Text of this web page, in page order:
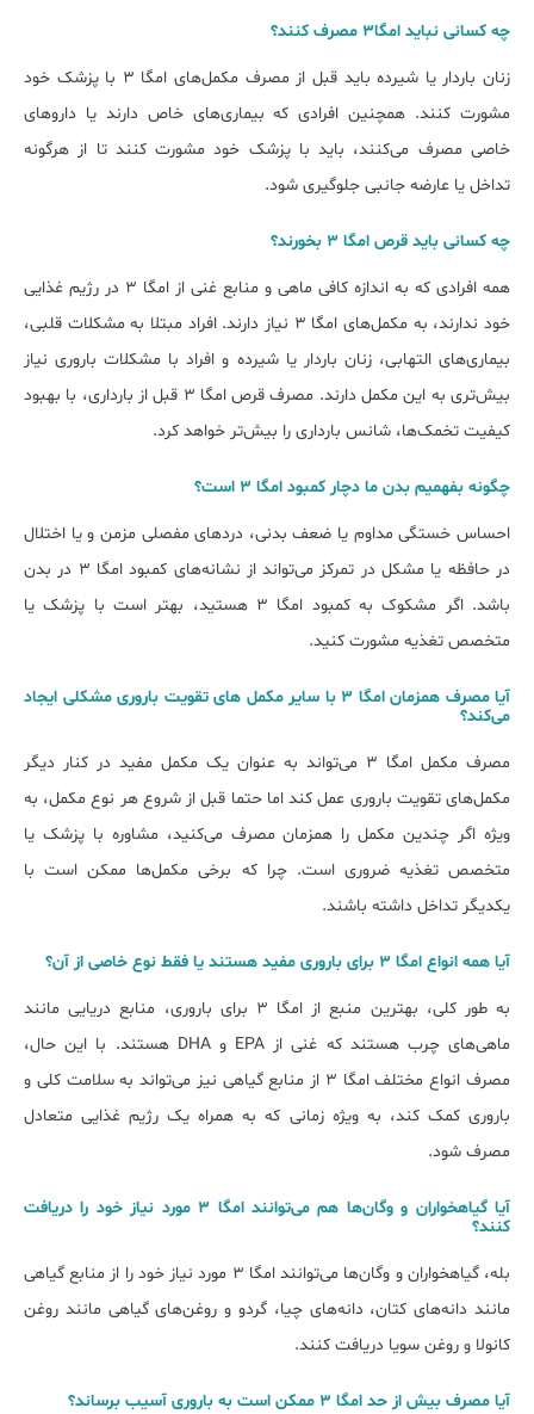
چه کسانی نباید امگا۳ مصرف کنند؟
زنان باردار یا شیرده باید قبل از مصرف مکمل‌های امگا 3 با پزشک خود
مشورت کنند. همچنین افرادی که بیماری‌های خاص دارند یا داروهای
خاصی مصرف می‌کنند، باید با پزشک خود مشورت کنند تا از هرگونه
تداخل یا عارضه جانبی جلوگیری شود.
ﭼﻪ ﮐﺴﺎﻧﯽ ﺑﺎﯾﺪ ﻗﺮص اﻣﮕﺎ ۳ بخورند؟
همه افرادی که به اندازه کافی ماهی و منابع غنی از امگا ۳ در رژیم غذایی
خود ندارند، به مکمل‌های امگا ۳ نیاز دارند. افراد مبتلا به مشکلات قلبی،
بیماری‌های التهابی، زنان باردار یا شیرده و افراد با مشکلات باروری نیاز
بیش‌تری به این مکمل دارند. مصرف قرص امگا ۳ قبل از بارداری، با بهبود
کیفیت تخمک‌ها، شانس بارداری را بیش‌تر خواهد کرد.
چگونه بفهمیم بدن ما دچار کمبود اﻣﮕﺎ ۳ است؟
احساس خستگی مداوم یا ضعف بدنی، دردهای مفصلی مزمن و یا اختلال
در حافظه یا مشکل در تمرکز می‌تواند از نشانه‌های کمبود اﻣﮕﺎ ۳ در بدن
باشد. اگر مشکوک به کمبود امگا ۳ هستید، بهتر است با پزشک یا
متخصص تغذیه مشورت کنید.
آیا مصرف همزمان اﻣﮕﺎ ۳ ﺑﺎ سایر ﻣﮑﻤﻞ ﻫﺎی تقویت ﺑﺎروری ﻣﺸﮑﻠﯽ اﯾﺠﺎد
میﮐﻨﺪ؟
مصرف مکمل امگا ۳ می‌تواند به عنوان یک مکمل مفید در کنار دیگر
مکمل‌های تقویت باروری عمل کند اما حتما قبل از شروع هر نوع مکمل، به
ویژه اگر چندین مکمل را همزمان مصرف می‌کنید، مشاوره با پزشک یا
متخصص تغذیه ضروری است. چرا که برخی مکمل‌ها ممکن است با
یکدیگر تداخل داشته باشند.
آیا همه انواع اﻣﮕﺎ ۳ ﺑﺮای ﺑﺎروری ﻣﻔﯿﺪ هستند ﯾﺎ ﻓﻘﻂ ﻧﻮع ﺧﺎﺻﯽ از آن؟
به طور کلی، بهترین منبع از امگا ۳ برای باروری، منابع دریایی مانند
ماهی‌های چرب هستند که غنی از EPA و DHA هستند. با این حال،
مصرف انواع مختلف امگا ۳ از منابع گیاهی نیز می‌تواند به سلامت کلی و
باروری کمک کند، به ویژه زمانی که به همراه یک رژیم غذایی متعادل
مصرف شود.
آیا گیاهخواران و وگان‌ها هم می‌توانند اﻣﮕﺎ ۳ مورد نیاز خود را دریافت
کنند؟
بله، گیاهخواران و وگان‌ها می‌توانند امگا ۳ مورد نیاز خود را از منابع گیاهی
مانند دانه‌های کتان، دانه‌های چیا، گردو و روغن‌های گیاهی مانند روغن
کانولا و روغن سویا دریافت کنند.
آیا مصرف بیش از حد اﻣﮕﺎ ۳ ممکن است به باروری آسیب برساند؟